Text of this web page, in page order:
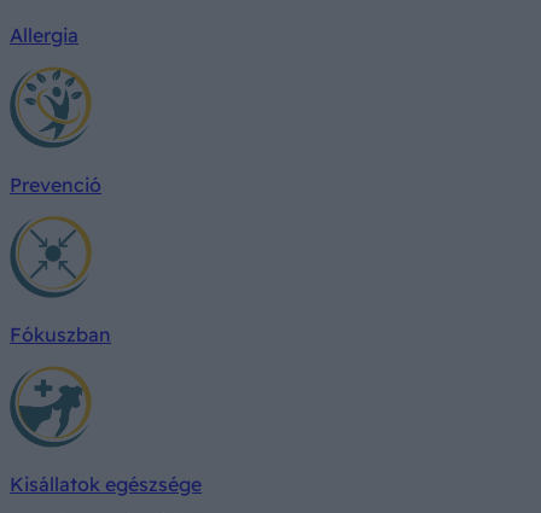
Allergia
Prevenció
Fókuszban
Kisállatok egészsége